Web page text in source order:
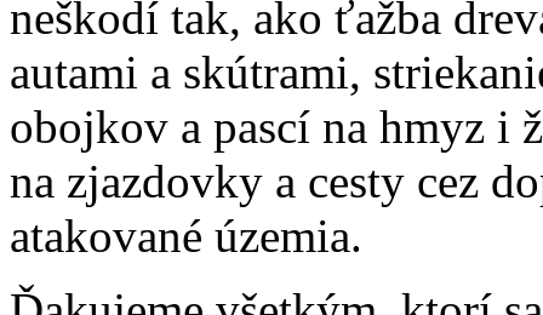
neškodí tak, ako ťažba
autami a skútrami,
obojkov a pascí na hmyz i
na zjazdovky a cesty cez
atakované územia.